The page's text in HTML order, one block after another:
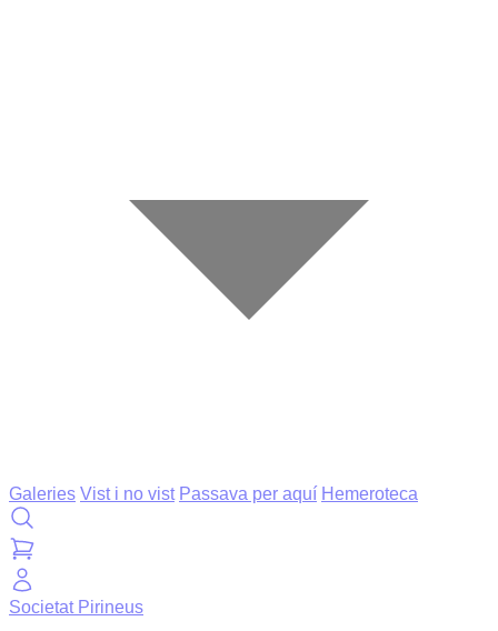
Galeries Vist i no vist Passava per aquí Hemeroteca
Societat Pirineus